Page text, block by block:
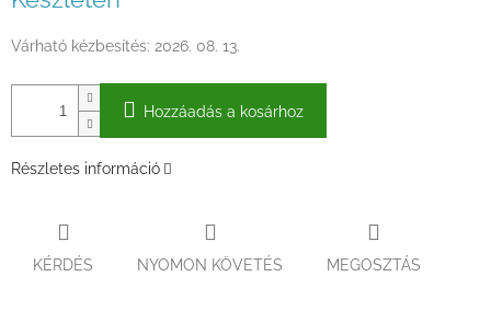
Várható kézbesítés: 2026. 08. 13.
Hozzáadás a kosárhoz
Részletes információ
KÉRDÉS NYOMON KÖVETÉS MEGOSZTÁS